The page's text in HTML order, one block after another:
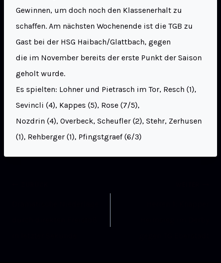
Gewinnen, um doch noch den Klassenerhalt zu
schaffen. Am nächsten Wochenende ist die TGB zu
Gast bei der HSG Haibach/Glattbach, gegen
die im November bereits der erste Punkt der Saison
geholt wurde.
Es spielten: Lohner und Pietrasch im Tor, Resch (1),
Sevincli (4), Kappes (5), Rose (7/5),
Nozdrin (4), Overbeck, Scheufler (2), Stehr, Zerhusen
(1), Rehberger (1), Pfingstgraef (6/3)